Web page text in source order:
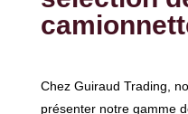
Chez Guiraud Trading,
présenter notre gamme